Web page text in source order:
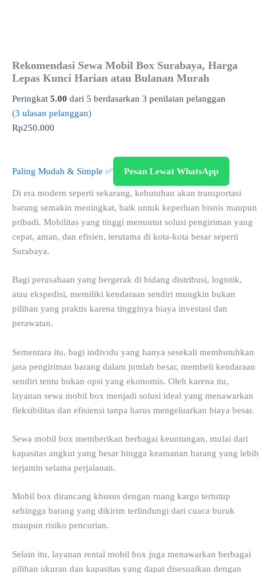
Rekomendasi Sewa Mobil Box Surabaya, Harga
Lepas Kunci Harian atau Bulanan Murah
Peringkat 5.00 dari 5 berdasarkan 3 penilaian pelanggan
(3 ulasan pelanggan)
Rp250.000
Paling Mudah & Simple ✅ Pesan Lewat WhatsApp
Di era modern seperti sekarang, kebutuhan akan transportasi
barang semakin meningkat, baik untuk keperluan bisnis maupun
pribadi. Mobilitas yang tinggi menuntut solusi pengiriman yang
cepat, aman, dan efisien, terutama di kota-kota besar seperti
Surabaya.
Bagi perusahaan yang bergerak di bidang distribusi, logistik,
atau ekspedisi, memiliki kendaraan sendiri mungkin bukan
pilihan yang praktis karena tingginya biaya investasi dan
perawatan.
Sementara itu, bagi individu yang hanya sesekali membutuhkan
jasa pengiriman barang dalam jumlah besar, membeli kendaraan
sendiri tentu bukan opsi yang ekonomis. Oleh karena itu,
layanan sewa mobil box menjadi solusi ideal yang menawarkan
fleksibilitas dan efisiensi tanpa harus mengeluarkan biaya besar.
Sewa mobil box memberikan berbagai keuntungan, mulai dari
kapasitas angkut yang besar hingga keamanan barang yang lebih
terjamin selama perjalanan.
Mobil box dirancang khusus dengan ruang kargo tertutup
sehingga barang yang dikirim terlindungi dari cuaca buruk
maupun risiko pencurian.
Selain itu, layanan rental mobil box juga menawarkan berbagai
pilihan ukuran dan kapasitas yang dapat disesuaikan dengan